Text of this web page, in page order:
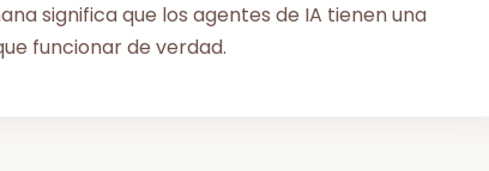
significa que los agentes de IA tienen una
funcionar de verdad.